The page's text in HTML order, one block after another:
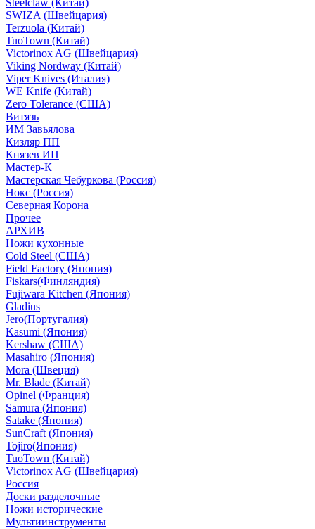
Steelclaw (Китай)
SWIZA (Швейцария)
Terzuola (Китай)
TuoTown (Китай)
Victorinox AG (Швейцария)
Viking Nordway (Китай)
Viper Knives (Италия)
WE Knife (Китай)
Zero Tolerance (США)
Витязь
ИМ Завьялова
Кизляр ПП
Князев ИП
Мастер-К
Мастерская Чебуркова (Россия)
Нокс (Россия)
Северная Корона
Прочее
АРХИВ
Ножи кухонные
Cold Steel (США)
Field Factory (Япония)
Fiskars(Финляндия)
Fujiwara Kitchen (Япония)
Gladius
Jero(Португалия)
Kasumi (Япония)
Kershaw (США)
Masahiro (Япония)
Mora (Швеция)
Mr. Blade (Китай)
Opinel (Франция)
Samura (Япония)
Satake (Япония)
SunCraft (Япония)
Tojiro(Япония)
TuoTown (Китай)
Victorinox AG (Швейцария)
Россия
Доски разделочные
Ножи исторические
Мультиинструменты